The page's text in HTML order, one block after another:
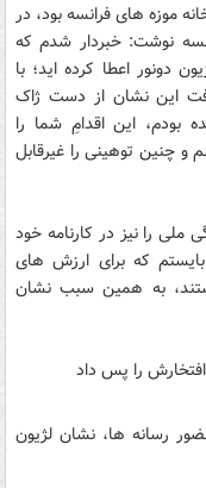
موزه های فرانسه بود، در
نوشت: خبردار شدم که
دونور اعطا کرده اید؛ با
من، در سال 2002 به دریافت این نشان از دست ژاک
بودم، این اقدامِ شما را
چنین توهینی را غیرقابل
ملی را نیز در کارنامه خود
بایستم که برای ارزش های
به همین سبب نشان
رسانه ها، نشان لژیون